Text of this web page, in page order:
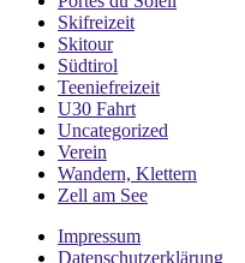
Skifreizeit
Skitour
Südtirol
Teeniefreizeit
U30 Fahrt
Uncategorized
Verein
Wandern, Klettern
Zell am See
Impressum
Datenschutzerklärung